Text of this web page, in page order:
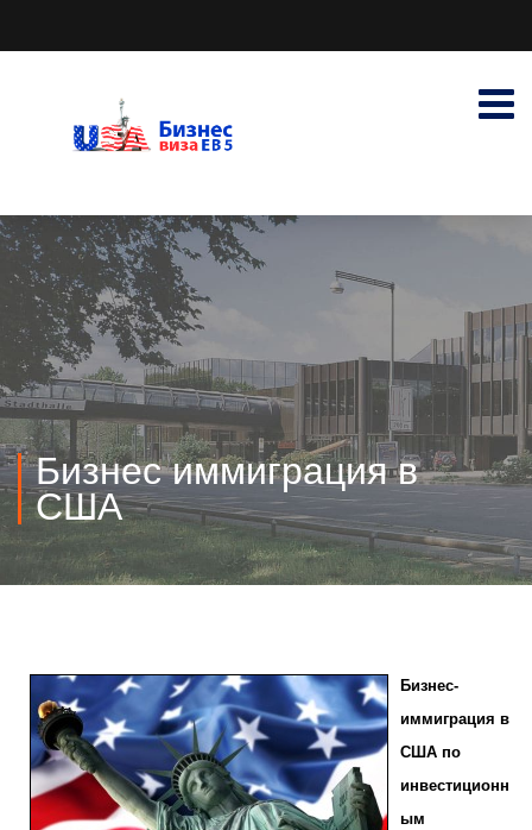
Бизнес иммиграция в
США
Бизнес-
иммиграция в
США по
инвестиционн
ым